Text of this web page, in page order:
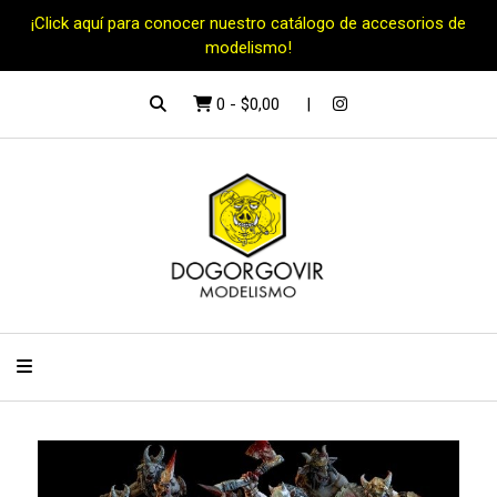
¡Click aquí para conocer nuestro catálogo de accesorios de
modelismo!
0 - $0,00